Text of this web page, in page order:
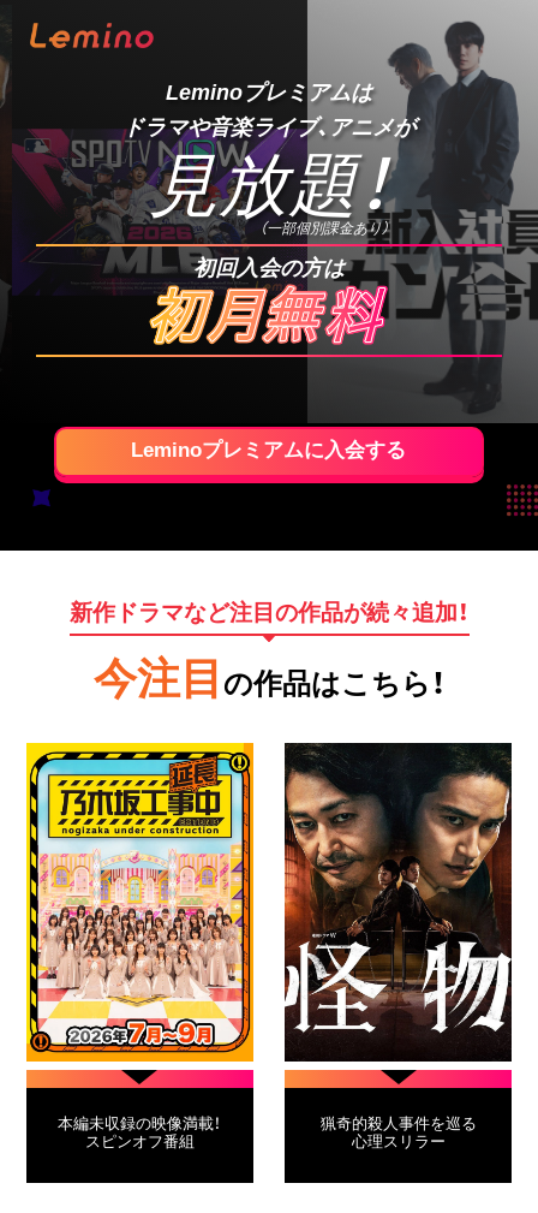
Leminoプレミアムは
ドラマや音楽ライブ、アニメが
見放題！
（一部個別課金あり）
初回入会の方は
Leminoプレミアムに入会する
新作ドラマなど注目の作品が続々追加！
今注目 の作品はこちら！
本編未収録の映像満載！
スピンオフ番組
猟奇的殺人事件を巡る
心理スリラー